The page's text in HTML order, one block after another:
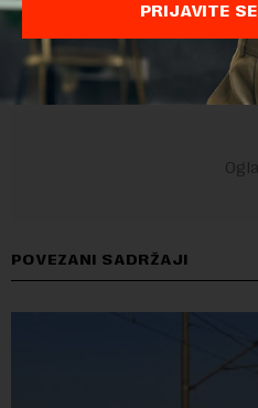
POVEZANI SADRŽAJI
PRIJAVITE SE